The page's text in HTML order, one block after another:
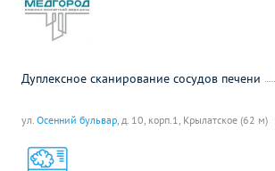
ул. Осенний бульвар, д. 10, корп.1, Крылатское (62 м)
Дуплексное сканирование сосудов печени